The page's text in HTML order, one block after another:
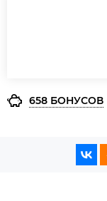
658 БОНУСОВ